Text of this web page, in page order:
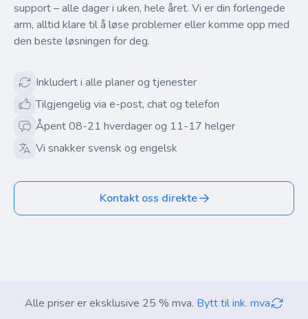
support – alle dager i uken, hele året. Vi er din forlengede
arm, alltid klare til å løse problemer eller komme opp med
den beste løsningen for deg.
Inkludert i alle planer og tjenester
Tilgjengelig via e-post, chat og telefon
Åpent 08-21 hverdager og 11-17 helger
Vi snakker svensk og engelsk
Kontakt oss direkte
Alle priser er eksklusive 25 % mva. Bytt til ink. mva